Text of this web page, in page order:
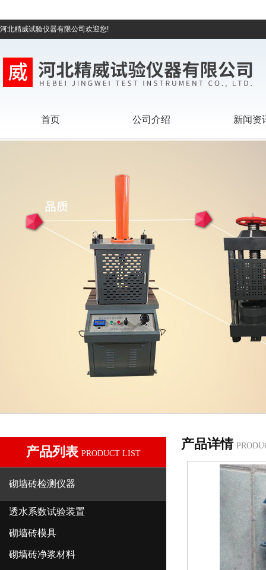
河北精威试验仪器有限公司欢迎您!
首页 公司介绍 新闻资
产品详情
产品列表 PRODUCT LIST
砌墙砖检测仪器
透水系数试验装置
砌墙砖模具
砌墙砖净浆材料